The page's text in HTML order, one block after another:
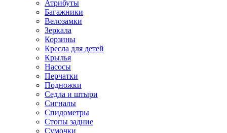
Атрибуты
Багажники
Велозамки
Зеркала
Корзины
Кресла для детей
Крылья
Насосы
Перчатки
Подножки
Седла и штыри
Сигналы
Спидометры
Стопы задние
Сумочки